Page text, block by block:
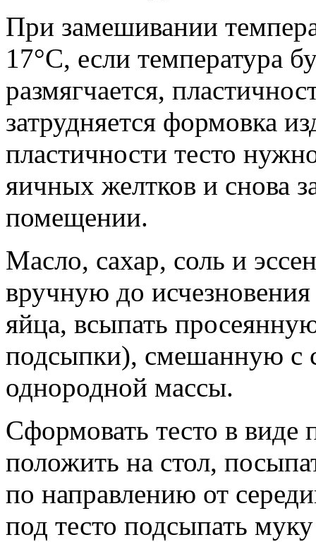
При замешивании
17°С, если температура
размягчается,
затрудняется формовка
пластичности тесто
яичных желтков и снова
помещении.
Масло, сахар, соль и
вручную до
яйца, всыпать
подсыпки), смешанную с
однородной массы.
Сформовать тесто в виде
положить на стол,
по направлению от
под тесто подсыпать